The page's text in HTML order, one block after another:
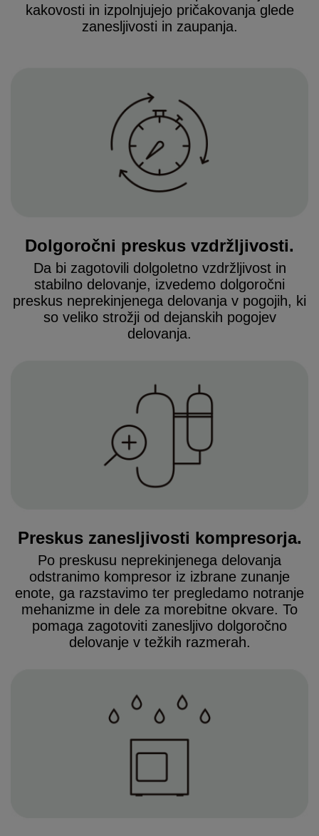
kakovosti in izpolnjujejo pričakovanja glede
zanesljivosti in zaupanja.
Dolgoročni preskus vzdržljivosti.
Da bi zagotovili dolgoletno vzdržljivost in
stabilno delovanje, izvedemo dolgoročni
preskus neprekinjenega delovanja v pogojih, ki
so veliko strožji od dejanskih pogojev
delovanja.
Preskus zanesljivosti kompresorja.
Po preskusu neprekinjenega delovanja
odstranimo kompresor iz izbrane zunanje
enote, ga razstavimo ter pregledamo notranje
mehanizme in dele za morebitne okvare. To
pomaga zagotoviti zanesljivo dolgoročno
delovanje v težkih razmerah.